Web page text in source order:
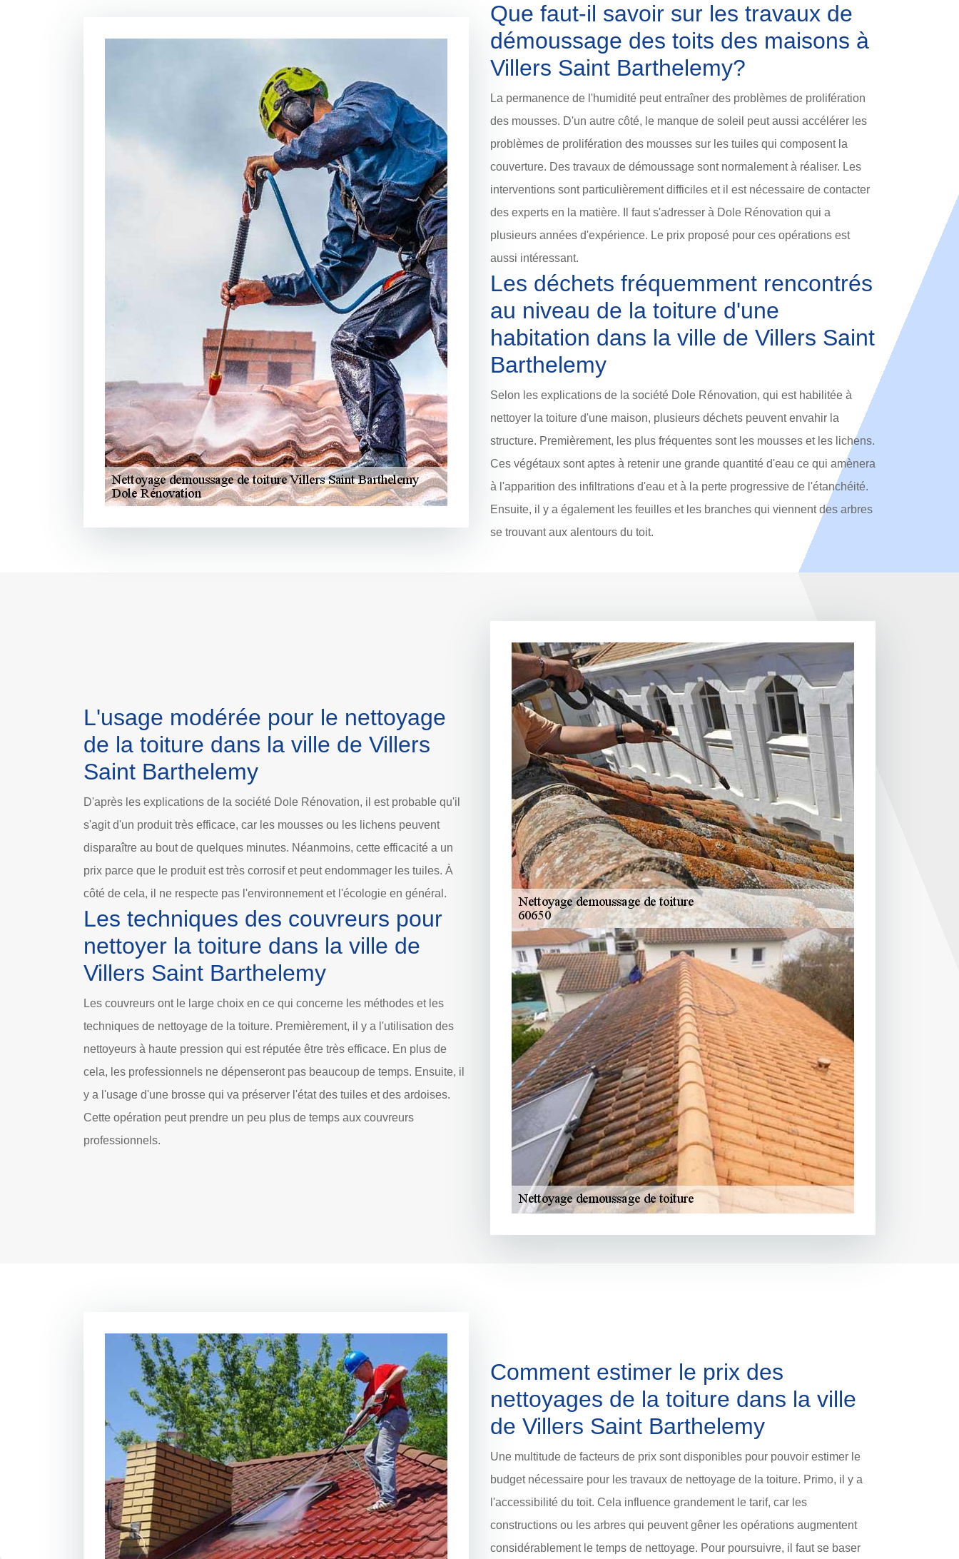
Que faut-il savoir sur les travaux de
démoussage des toits des maisons à
Villers Saint Barthelemy?
La permanence de l'humidité peut entraîner des problèmes de prolifération
des mousses. D'un autre côté, le manque de soleil peut aussi accélérer les
problèmes de prolifération des mousses sur les tuiles qui composent la
couverture. Des travaux de démoussage sont normalement à réaliser. Les
interventions sont particulièrement difficiles et il est nécessaire de contacter
des experts en la matière. Il faut s'adresser à Dole Rénovation qui a
plusieurs années d'expérience. Le prix proposé pour ces opérations est
aussi intéressant.
Les déchets fréquemment rencontrés
au niveau de la toiture d'une
habitation dans la ville de Villers Saint
Barthelemy
Selon les explications de la société Dole Rénovation, qui est habilitée à
nettoyer la toiture d'une maison, plusieurs déchets peuvent envahir la
structure. Premièrement, les plus fréquentes sont les mousses et les lichens.
Ces végétaux sont aptes à retenir une grande quantité d'eau ce qui amènera
à l'apparition des infiltrations d'eau et à la perte progressive de l'étanchéité.
Ensuite, il y a également les feuilles et les branches qui viennent des arbres
se trouvant aux alentours du toit.
L'usage modérée pour le nettoyage
de la toiture dans la ville de Villers
Saint Barthelemy
D'après les explications de la société Dole Rénovation, il est probable qu'il
s'agit d'un produit très efficace, car les mousses ou les lichens peuvent
disparaître au bout de quelques minutes. Néanmoins, cette efficacité a un
prix parce que le produit est très corrosif et peut endommager les tuiles. À
côté de cela, il ne respecte pas l'environnement et l'écologie en général.
Les techniques des couvreurs pour
nettoyer la toiture dans la ville de
Villers Saint Barthelemy
Les couvreurs ont le large choix en ce qui concerne les méthodes et les
techniques de nettoyage de la toiture. Premièrement, il y a l'utilisation des
nettoyeurs à haute pression qui est réputée être très efficace. En plus de
cela, les professionnels ne dépenseront pas beaucoup de temps. Ensuite, il
y a l'usage d'une brosse qui va préserver l'état des tuiles et des ardoises.
Cette opération peut prendre un peu plus de temps aux couvreurs
professionnels.
Comment estimer le prix des
nettoyages de la toiture dans la ville
de Villers Saint Barthelemy
Une multitude de facteurs de prix sont disponibles pour pouvoir estimer le
budget nécessaire pour les travaux de nettoyage de la toiture. Primo, il y a
l'accessibilité du toit. Cela influence grandement le tarif, car les
constructions ou les arbres qui peuvent gêner les opérations augmentent
considérablement le temps de nettoyage. Pour poursuivre, il faut se baser